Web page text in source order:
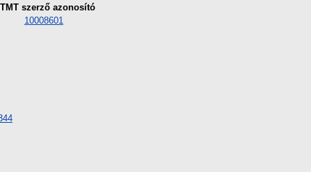
szerző azonosító
10008601